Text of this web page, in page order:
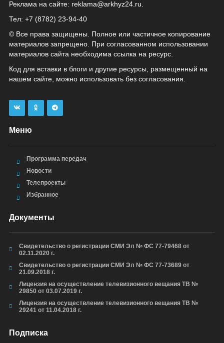
Реклама на сайте: reklama@arkhyz24.ru
Тел: +7 (8782) 23‑94‑40
© Все права защищены. Полное или частичное копирование
материалов запрещено. При согласованном использовании
материалов сайта необходима ссылка на ресурс.
Код для вставки в блоги и другие ресурсы, размещенный на
нашем сайте, можно использовать без согласования.
Меню
Программа передач
Новости
Телепроекты
Избранное
Документы
Свидетельство о регистрации СМИ Эл № ФС 77-79468 от
02.11.2020 г.
Свидетельство о регистрации СМИ Эл № ФС 77-73689 от
21.09.2018 г.
Лицензия на осуществление телевизионного вещания ТВ №
29850 от 03.07.2019 г.
Лицензия на осуществление телевизионного вещания ТВ №
29241 от 11.04.2018 г.
Подписка